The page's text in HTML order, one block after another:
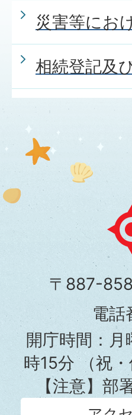
災害等にお
相続登記及
日
南
市
役
所
〒887-
電話
開庁時間：
時15分（祝
【注意】